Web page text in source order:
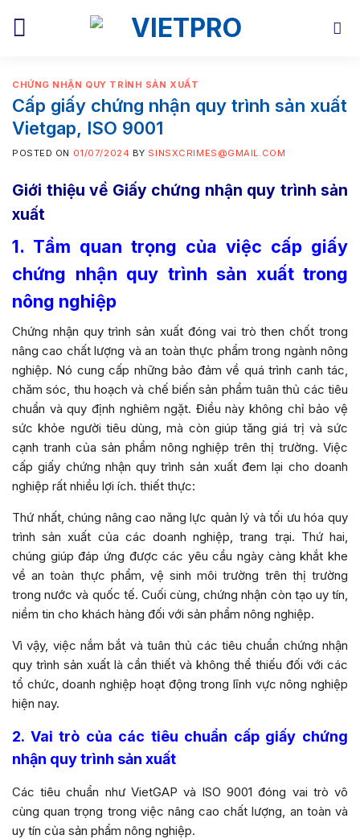
CHỨNG NHẬN QUY TRÌNH SẢN XUẤT
Cấp giấy chứng nhận quy trình sản xuất
Vietgap, ISO 9001
POSTED ON 01/07/2024 BY SINSXCRIMES@GMAIL.COM
Giới thiệu về Giấy chứng nhận quy trình sản
xuất
1. Tầm quan trọng của việc cấp giấy
chứng nhận quy trình sản xuất trong
nông nghiệp
Chứng nhận quy trình sản xuất đóng vai trò then chốt trong
nâng cao chất lượng và an toàn thực phẩm trong ngành nông
nghiệp. Nó cung cấp những bảo đảm về quá trình canh tác,
chăm sóc, thu hoạch và chế biến sản phẩm tuân thủ các tiêu
chuẩn và quy định nghiêm ngặt. Điều này không chỉ bảo vệ
sức khỏe người tiêu dùng, mà còn giúp tăng giá trị và sức
cạnh tranh của sản phẩm nông nghiệp trên thị trường. Việc
cấp giấy chứng nhận quy trình sản xuất đem lại cho doanh
nghiệp rất nhiều lợi ích. thiết thực:
Thứ nhất, chúng nâng cao năng lực quản lý và tối ưu hóa quy
trình sản xuất của các doanh nghiệp, trang trại. Thứ hai,
chúng giúp đáp ứng được các yêu cầu ngày càng khắt khe
về an toàn thực phẩm, vệ sinh môi trường trên thị trường
trong nước và quốc tế. Cuối cùng, chứng nhận còn tạo uy tín,
niềm tin cho khách hàng đối với sản phẩm nông nghiệp.
Vì vậy, việc nắm bắt và tuân thủ các tiêu chuẩn chứng nhận
quy trình sản xuất là cần thiết và không thể thiếu đối với các
tổ chức, doanh nghiệp hoạt động trong lĩnh vực nông nghiệp
hiện nay.
2. Vai trò của các tiêu chuẩn cấp giấy chứng
nhận quy trình sản xuất
Các tiêu chuẩn như VietGAP và ISO 9001 đóng vai trò vô
cùng quan trọng trong việc nâng cao chất lượng, an toàn và
uy tín của sản phẩm nông nghiệp.